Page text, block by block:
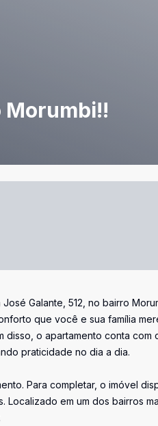
Morumbi!!
Galante, 512, no bairro
que você e sua família
disso, o apartamento conta com
praticidade no dia a dia.
Para completar, o imóvel
em um dos bairros